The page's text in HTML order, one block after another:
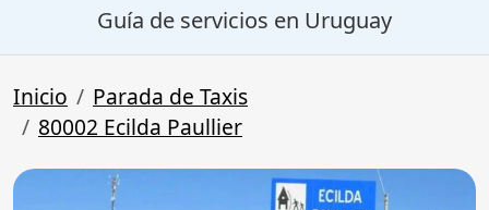
Guía de servicios en Uruguay
Inicio
Parada de Taxis
80002 Ecilda Paullier